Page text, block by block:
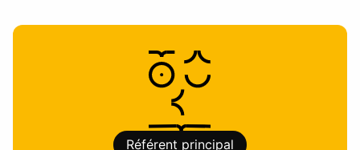
Référent principal